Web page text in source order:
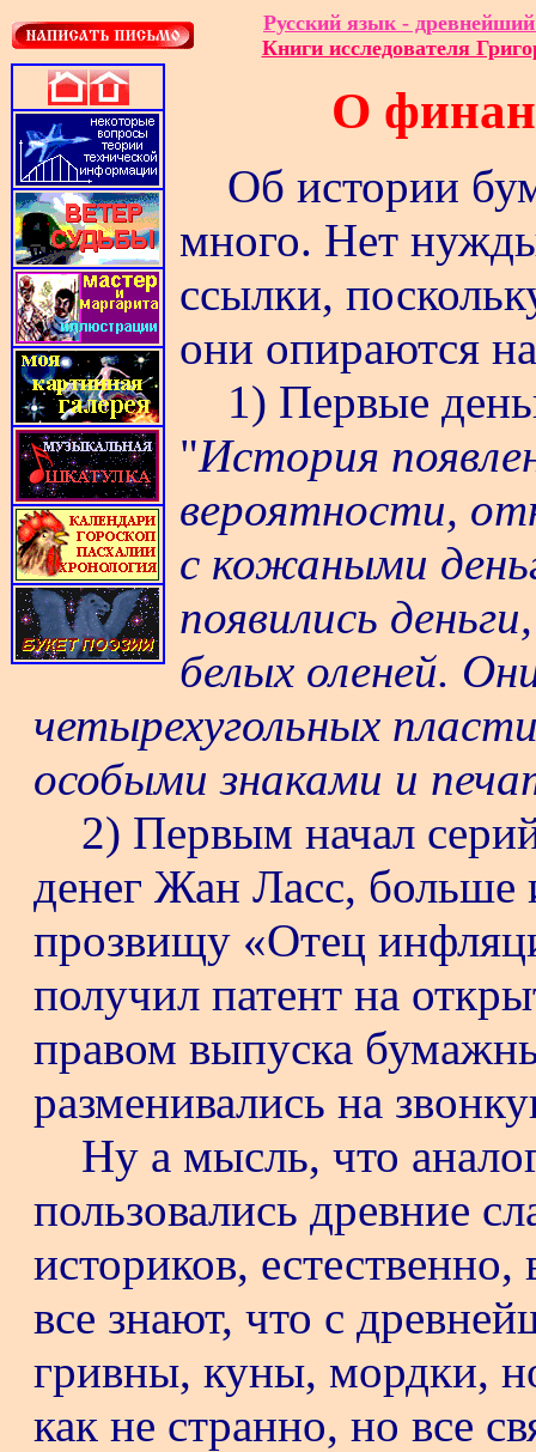
Русский язык -
Книги исследователя
О
Об истории
много. Нет
ссылки,
они опираются
1) Первые
"История
вероятности,
с кожаными
появились
белых оленей.
четырехугольных
особыми знаками и
2) Первым начал
денег Жан Ласс,
прозвищу «Отец
получил патент на
правом выпуска
разменивались на
Ну а мысль, что
пользовались древние
историков,
все знают, что с
гривны, куны, мордки,
как не странно, но все